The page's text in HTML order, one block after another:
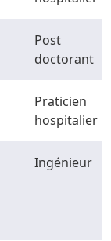
Post
doctorant
Praticien
hospitalier
Ingénieur